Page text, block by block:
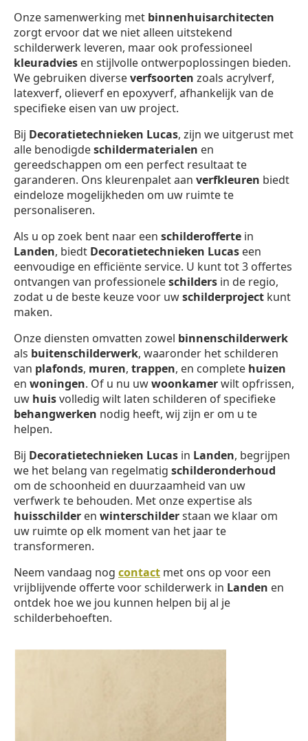
Onze samenwerking met binnenhuisarchitecten
zorgt ervoor dat we niet alleen uitstekend
schilderwerk leveren, maar ook professioneel
kleuradvies en stijlvolle ontwerpoplossingen bieden.
We gebruiken diverseverfsoorten zoals acrylverf,
latexverf, olieverf en epoxyverf, afhankelijk van de
specifieke eisen van uw project.
Bij Decoratietechnieken Lucas, zijn we uitgerust met
alle benodigdeschildermaterialen en
gereedschappen om een perfect resultaat te
garanderen. Ons kleurenpalet aan verfkleuren biedt
eindeloze mogelijkheden om uw ruimte te
personaliseren.
Als u op zoek bent naar een schilderofferte in
Landen, biedt Decoratietechnieken Lucas een
eenvoudige en efficiënte service. U kunt tot 3 offertes
ontvangen van professioneleschilders in de regio,
zodat u de beste keuze voor uwschilderproject kunt
maken.
Onze diensten omvatten zowel binnenschilderwerk
als buitenschilderwerk, waaronder het schilderen
van plafonds, muren, trappen, en complete huizen
en woningen. Of u nu uwwoonkamerwilt opfrissen,
uw huisvolledig wilt laten schilderen of specifieke
behangwerken nodig heeft, wij zijn er om u te
helpen.
Bij Decoratietechnieken Lucas in Landen, begrijpen
we het belang van regelmatig schilderonderhoud
om de schoonheid en duurzaamheid van uw
verfwerk te behouden. Met onze expertise als
huisschilder en winterschilderstaan we klaar om
uw ruimte op elk moment van het jaar te
transformeren.
Neem vandaag nog contact met ons op voor een
vrijblijvende offerte voor schilderwerk in Landen en
ontdek hoe we jou kunnen helpen bij al je
schilderbehoeften.